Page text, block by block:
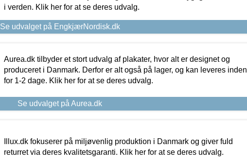
i verden. Klik her for at se deres udvalg.
Se udvalget på EngkjærNordisk.dk
Aurea.dk tilbyder et stort udvalg af plakater, hvor alt er designet og
produceret i Danmark. Derfor er alt også på lager, og kan leveres inden
for 1-2 dage. Klik her for at se deres udvalg.
Se udvalget på Aurea.dk
Illux.dk fokuserer på miljøvenlig produktion i Danmark og giver fuld
returret via deres kvalitetsgaranti. Klik her for at se deres udvalg.